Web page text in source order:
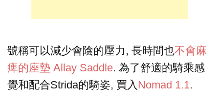
號稱可以減少會陰的壓力, 長時間也不會麻
痺的座墊 Allay Saddle. 為了舒適的騎乘感
覺和配合Strida的騎姿, 買入 Nomad 1.1.